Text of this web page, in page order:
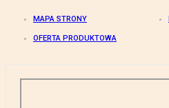
MAPA STRONY
OFERTA PRODUKTOWA